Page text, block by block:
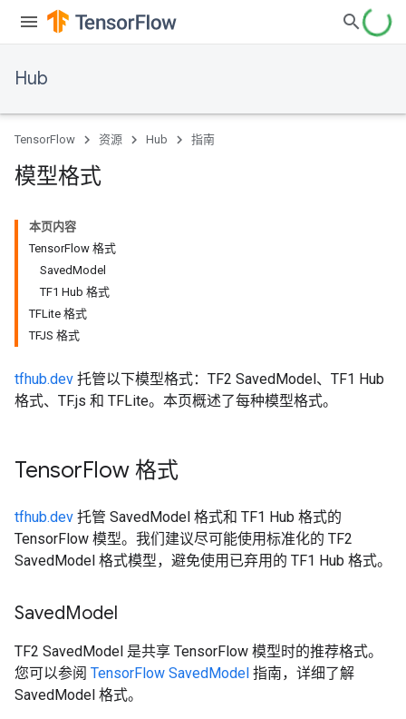
Hub
TensorFlow 资源 Hub 指南
模型格式
本页内容
TensorFlow 格式
SavedModel
TF1 Hub 格式
TFLite 格式
TFJS 格式
tfhub.dev 托管以下模型格式：TF2 SavedModel、TF1 Hub
格式、TF.js 和 TFLite。本页概述了每种模型格式。
TensorFlow 格式
tfhub.dev 托管 SavedModel 格式和 TF1 Hub 格式的
TensorFlow 模型。我们建议尽可能使用标准化的 TF2
SavedModel 格式模型，避免使用已弃用的 TF1 Hub 格式。
SavedModel
TF2 SavedModel 是共享 TensorFlow 模型时的推荐格式。
您可以参阅 TensorFlow SavedModel 指南，详细了解
SavedModel 格式。